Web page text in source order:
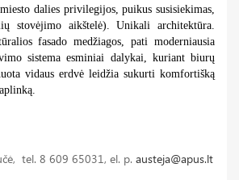
dalies privilegijos, puikus susisiekimas,
stovėjimo aikštelė). Unikali architektūra.
fasado medžiagos, pati moderniausia
sistema esminiai dalykai, kuriant biurų
vidaus erdvė leidžia sukurti komfortišką
tel. 8 609 65031, el. p. austeja@apus.lt